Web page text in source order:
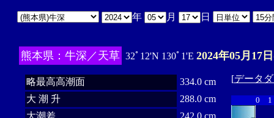
年 月 日
熊本県：牛深／天草 32ﾟ12'N 130ﾟ1'E 2024年05月17
略最高高潮面
334.0 cm
大 潮 升
288.0 cm
大潮差
242.0 cm
[データ
0 1